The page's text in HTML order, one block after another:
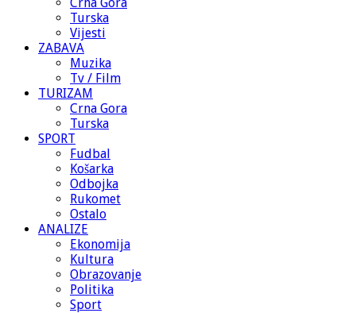
Turska
Vijesti
ZABAVA
Muzika
Tv / Film
TURIZAM
Crna Gora
Turska
SPORT
Fudbal
Košarka
Odbojka
Rukomet
Ostalo
ANALIZE
Ekonomija
Kultura
Obrazovanje
Politika
Sport